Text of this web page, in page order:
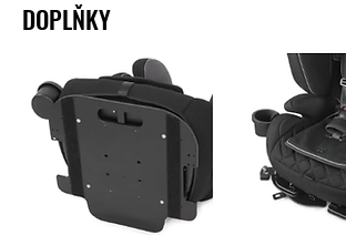
DOPLŇKY